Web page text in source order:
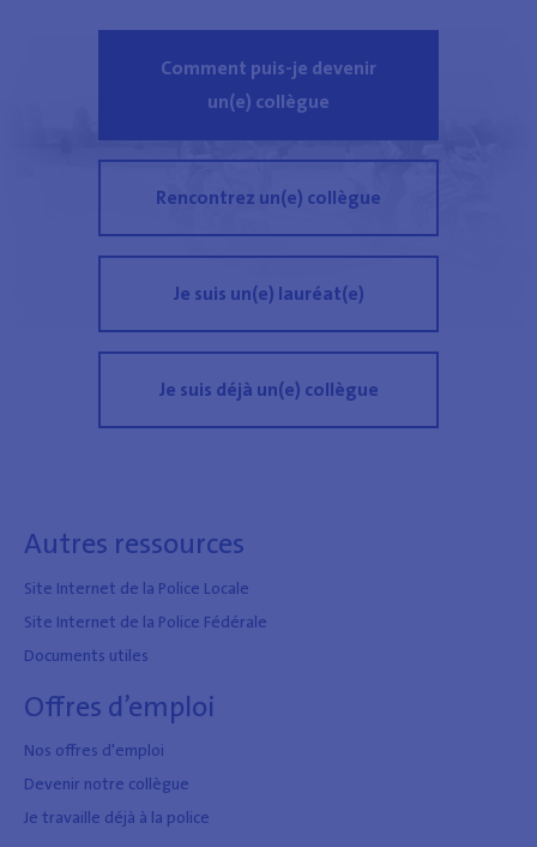
Comment puis-je devenir
un(e) collègue
Rencontrez un(e) collègue
Je suis un(e) lauréat(e)
Je suis déjà un(e) collègue
Autres ressources
Site Internet de la Police Locale
Site Internet de la Police Fédérale
Documents utiles
Offres d’emploi
Nos offres d'emploi
Devenir notre collègue
Je travaille déjà à la police